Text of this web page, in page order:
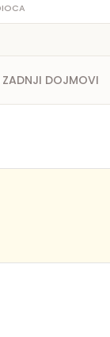
ZADNJI DOJMOVI